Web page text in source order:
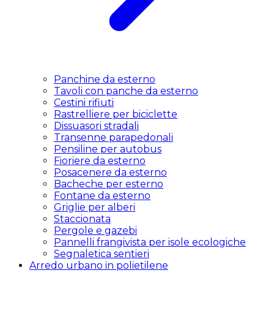
Panchine da esterno
Tavoli con panche da esterno
Cestini rifiuti
Rastrelliere per biciclette
Dissuasori stradali
Transenne parapedonali
Pensiline per autobus
Fioriere da esterno
Posacenere da esterno
Bacheche per esterno
Fontane da esterno
Griglie per alberi
Staccionata
Pergole e gazebi
Pannelli frangivista per isole ecologiche
Segnaletica sentieri
Arredo urbano in polietilene